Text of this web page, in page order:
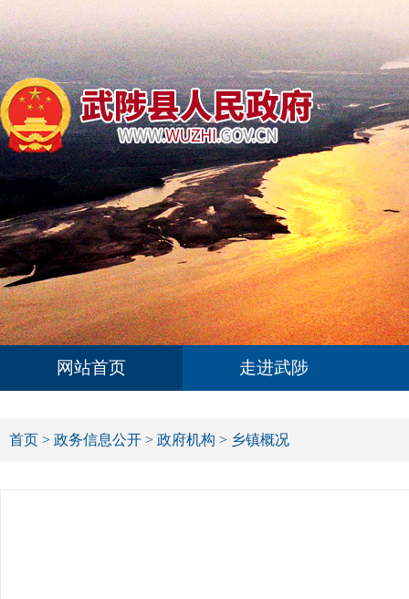
网站首页 走进武陟
首页 > 政务信息公开 > 政府机构 > 乡镇概况